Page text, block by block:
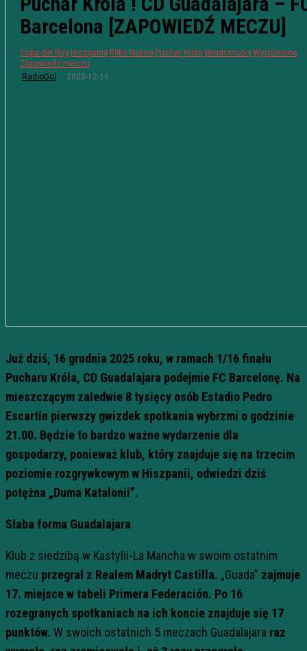
Barcelona [ZAPOWIEDŹ MECZU]
Copa del ReyHiszpania Piłka Nożna Puchar Króla Wiadomości Wyróżnione
Zapowiedź meczu
RadioGol
2025-12-16
Już dziś, 16 grudnia 2025 roku, w ramach 1/16 finału
Pucharu Króla, CD Guadalajara podejmie FC Barcelonę. Na
mieszczącym zaledwie 8 tysięcy osób Estadio Pedro
Escartín pierwszy gwizdek spotkania wybrzmi o godzinie
21.00. Będzie to bardzo ważne wydarzenie dla
gospodarzy, ponieważ klub, który znajduje się na trzecim
poziomie rozgrywkowym w Hiszpanii, odwiedzi dziś
potężna „Duma Katalonii”.
Słaba forma Guadalajara
Klub z siedzibą w Kastylii-La Mancha w swoim ostatnim
meczu przegrał z Realem Madryt Castilla. „Guada” zajmuje
17. miejsce w tabeli Primera Federación. Po 16
rozegranych spotkaniach na ich koncie znajduje się 17
punktów. W swoich ostatnich 5 meczach Guadalajara raz